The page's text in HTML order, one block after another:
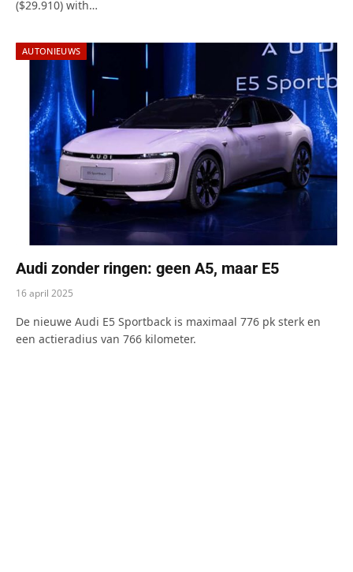
($29.910) with…
AUTONIEUWS
Audi zonder ringen: geen A5, maar E5
16 april 2025
De nieuwe Audi E5 Sportback is maximaal 776 pk sterk en
een actieradius van 766 kilometer.